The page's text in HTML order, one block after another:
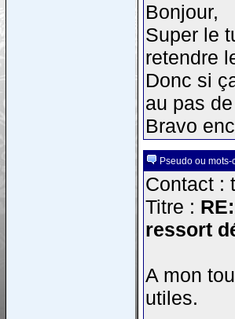
Bonjour,
Super le
retendre
Donc si
au pas
Bravo
Pseudo ou
Contact :
Titre :
ressort
A mon
utiles.